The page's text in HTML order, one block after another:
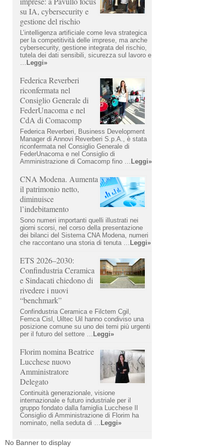
su IA, cybersecurity e
gestione del rischio
L’intelligenza artificiale come leva strategica
per la competitività delle imprese, ma anche
cybersecurity, gestione integrata del rischio,
tutela dei dati sensibili, sicurezza sul lavoro e
… Leggi»
Federica Reverberi
riconfermata nel
Consiglio Generale di
FederUnacoma e nel
CdA di Comacomp
Federica Reverberi, Business Development
Manager di Annovi Reverberi S.p.A., è stata
riconfermata nel Consiglio Generale di
FederUnacoma e nel Consiglio di
Amministrazione di Comacomp fino … Leggi»
CNA Modena. Aumenta
il patrimonio netto,
diminuisce
l’indebitamento
Sono numeri importanti quelli illustrati nei
giorni scorsi, nel corso della presentazione
dei bilanci del Sistema CNA Modena, numeri
che raccontano una storia di tenuta … Leggi»
ETS 2026–2030:
Confindustria Ceramica
e Sindacati chiedono di
rivedere i nuovi
“benchmark”
Confindustria Ceramica e Filctem Cgil,
Femca Cisl, Uiltec Uil hanno condiviso una
posizione comune su uno dei temi più urgenti
per il futuro del settore … Leggi»
Florim nomina Beatrice
Lucchese nuovo
Amministratore
Delegato
Continuità generazionale, visione
internazionale e futuro industriale per il
gruppo fondato dalla famiglia Lucchese Il
Consiglio di Amministrazione di Florim ha
nominato, nella seduta di … Leggi»
No Banner to display